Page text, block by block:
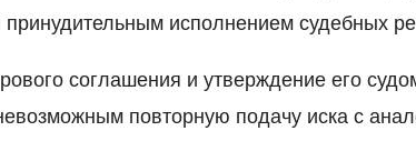
исполнением судебных
соглашения и утверждение его
повторную подачу иска с